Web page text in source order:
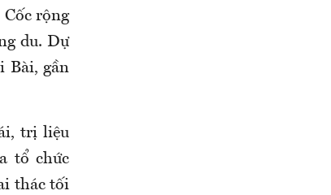
rộng
du. Dự
Bài, gần
trị liệu
tổ chức
thác tối